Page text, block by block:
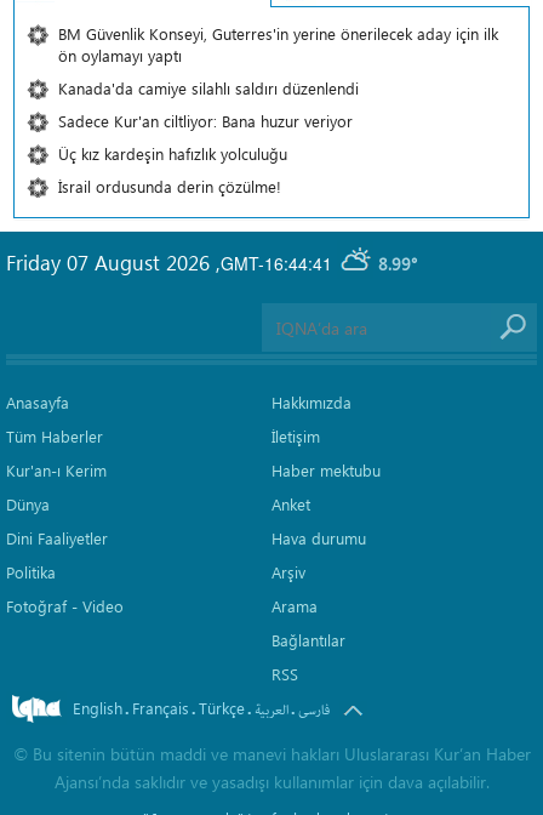
BM Güvenlik Konseyi, Guterres'in yerine önerilecek aday için ilk
ön oylamayı yaptı
Kanada'da camiye silahlı saldırı düzenlendi
Sadece Kur'an ciltliyor: Bana huzur veriyor
Üç kız kardeşin hafızlık yolculuğu
İsrail ordusunda derin çözülme!
GMT-16:44:41 8.99°
Friday 07 August 2026 ,
Anasayfa
Tüm Haberler
Kur'an-ı Kerim
Dünya
Dini Faaliyetler
Politika
Fotoğraf - Video
Hakkımızda
İletişim
Haber mektubu
Anket
Hava durumu
Arşiv
Arama
Bağlantılar
RSS
English. Français.Türkçe. العربیة.فارسی
© Bu sitenin bütün maddi ve manevi hakları Uluslararası Kur’an Haber
Ajansı’nda saklıdır ve yasadışı kullanımlar için dava açılabilir.